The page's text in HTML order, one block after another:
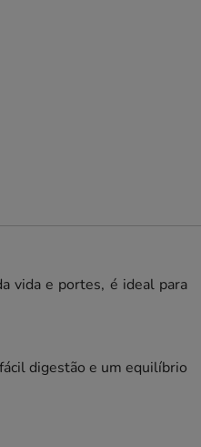
vida e portes, é ideal para
digestão e um equilíbrio